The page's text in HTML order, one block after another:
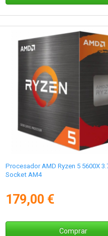
Procesador AMD Ryzen 5 5600X
Socket AM4
179,00 €
Comprar